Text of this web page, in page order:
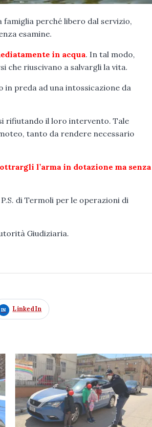
perché libero dal servizio,
esamine.
in acqua. In tal modo,
che riuscivano a salvargli la vita.
in preda ad una intossicazione da
rifiutando il loro intervento. Tale
tanto da rendere necessario
l’arma in dotazione ma senza
di Termoli per le operazioni di
Giudiziaria.
LinkedIn